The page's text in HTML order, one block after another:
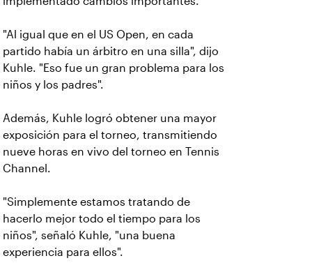
"Al igual que en el US Open, en cada
partido había un árbitro en una silla", dijo
Kuhle. "Eso fue un gran problema para los
niños y los padres".
Además, Kuhle logró obtener una mayor
exposición para el torneo, transmitiendo
nueve horas en vivo del torneo en Tennis
Channel.
"Simplemente estamos tratando de
hacerlo mejor todo el tiempo para los
niños", señaló Kuhle, "una buena
experiencia para ellos".